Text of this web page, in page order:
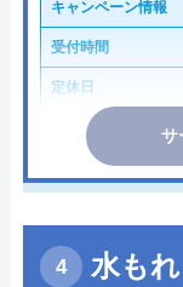
キャンペーン情報
受付時間
定休日
サ
水も